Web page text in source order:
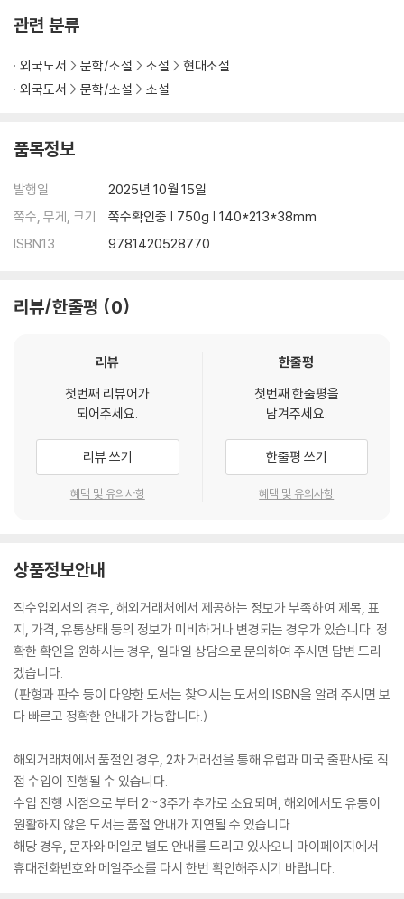
관련 분류
외국도서 문학/소설 소설
현대소설
외국도서
문학/소설 소설
품목정보
발행일
2025년 10월 15일
쪽수, 무게, 크기
쪽수확인중 | 750g | 140*213*38mm
ISBN13
9781420528770
리뷰/한줄평 0
리뷰
첫번째 리뷰어가
되어주세요.
리뷰 쓰기
혜택 및 유의사항
한줄평
첫번째 한줄평을
남겨주세요.
한줄평 쓰기
혜택 및 유의사항
상품정보안내
직수입외서의 경우, 해외거래처에서 제공하는 정보가 부족하여 제목, 표
지, 가격, 유통상태 등의 정보가 미비하거나 변경되는 경우가 있습니다. 정
확한 확인을 원하시는 경우, 일대일 상담으로 문의하여 주시면 답변 드리
겠습니다.
(판형과 판수 등이 다양한 도서는 찾으시는 도서의 ISBN을 알려 주시면 보
다 빠르고 정확한 안내가 가능합니다.)
해외거래처에서 품절인 경우, 2차 거래선을 통해 유럽과 미국 출판사로 직
접 수입이 진행될 수 있습니다.
수입 진행 시점으로 부터 2~3주가 추가로 소요되며, 해외에서도 유통이
원활하지 않은 도서는 품절 안내가 지연될 수 있습니다.
해당 경우, 문자와 메일로 별도 안내를 드리고 있사오니 마이페이지에서
휴대전화번호와 메일주소를 다시 한번 확인해주시기 바랍니다.